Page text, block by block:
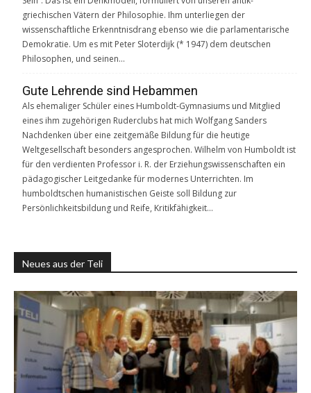
griechischen Vätern der Philosophie. Ihm unterliegen der
wissenschaftliche Erkenntnisdrang ebenso wie die parlamentarische
Demokratie. Um es mit Peter Sloterdijk (* 1947) dem deutschen
Philosophen, und seinen…
Gute Lehrende sind Hebammen
Als ehemaliger Schüler eines Humboldt-Gymnasiums und Mitglied
eines ihm zugehörigen Ruderclubs hat mich Wolfgang Sanders
Nachdenken über eine zeitgemäße Bildung für die heutige
Weltgesellschaft besonders angesprochen. Wilhelm von Humboldt ist
für den verdienten Professor i. R. der Erziehungswissenschaften ein
pädagogischer Leitgedanke für modernes Unterrichten. Im
humboldtschen humanistischen Geiste soll Bildung zur
Persönlichkeitsbildung und Reife, Kritikfähigkeit…
Neues aus der Teli